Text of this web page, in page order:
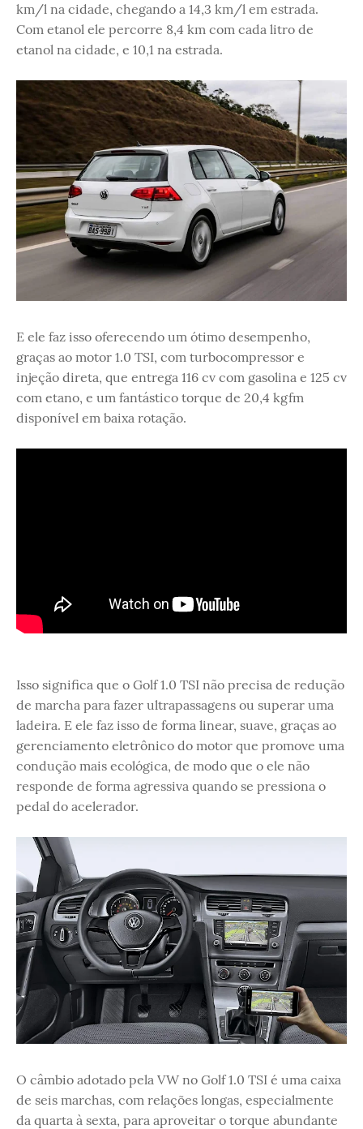
km/l na cidade, chegando a 14,3 km/l em estrada.
Com etanol ele percorre 8,4 km com cada litro de
etanol na cidade, e 10,1 na estrada.
E ele faz isso oferecendo um ótimo desempenho,
graças ao motor 1.0 TSI, com turbocompressor e
injeção direta, que entrega 116 cv com gasolina e 125 cv
com etano, e um fantástico torque de 20,4 kgfm
disponível em baixa rotação.
Isso significa que o Golf 1.0 TSI não precisa de redução
de marcha para fazer ultrapassagens ou superar uma
ladeira. E ele faz isso de forma linear, suave, graças ao
gerenciamento eletrônico do motor que promove uma
condução mais ecológica, de modo que o ele não
responde de forma agressiva quando se pressiona o
pedal do acelerador.
O câmbio adotado pela VW no Golf 1.0 TSI é uma caixa
de seis marchas, com relações longas, especialmente
da quarta à sexta, para aproveitar o torque abundante